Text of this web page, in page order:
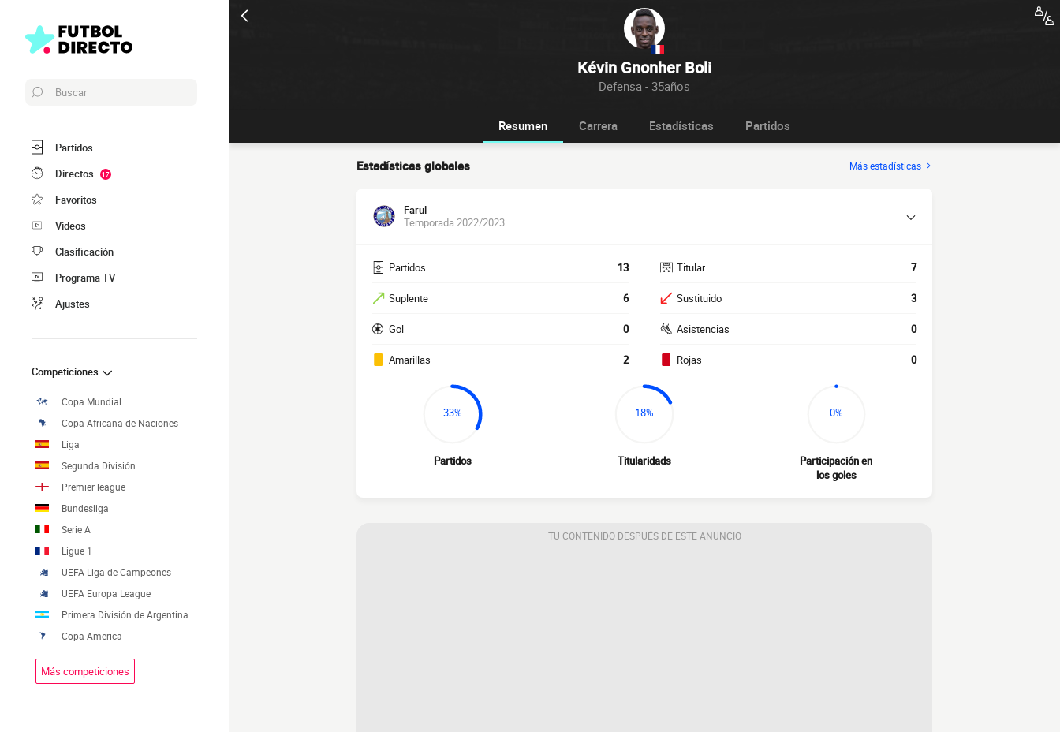
Kévin Gnonher Boli
Defensa - 35años
Buscar
Partidos
Directos
17
Favoritos
Videos
Clasificación
Programa TV
Ajustes
Competiciones
Copa Mundial
Copa Africana de Naciones
Liga
Segunda División
Premier league
Bundesliga
Serie A
Ligue 1
UEFA Liga de Campeones
UEFA Europa League
Primera División de Argentina
Copa America
Más competiciones
Resumen Carrera Estadísticas Partidos
Estadísticas globales Más estadísticas
Farul
Temporada 2022/2023
Partidos 13
Suplente 6
Gol 0
Amarillas 2
Titular 7
Sustituido 3
Asistencias 0
Rojas 0
33%
Partidos
18%
Titularidads
0%
Participación en
los goles
TU CONTENIDO DESPUÉS DE ESTE ANUNCIO